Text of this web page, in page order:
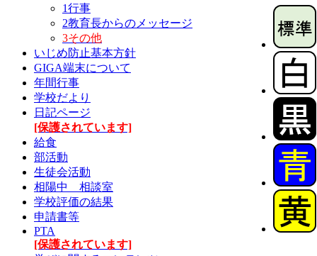
1行事
2教育長からのメッセージ
3その他
いじめ防止基本方針
GIGA端末について
年間行事
学校だより
日記ページ
[保護されています]
給食
部活動
生徒会活動
相陽中 相談室
学校評価の結果
申請書等
PTA
[保護されています]